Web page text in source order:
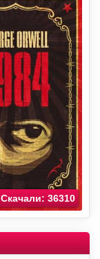
Скачали: 36310